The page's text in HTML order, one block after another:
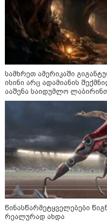
და
სამხრეთ ამერიკაში
ისინი არც ადამიანის
ააშენა საიდუმლო
წინასწარმეტყველებები
რეალურად ახდა